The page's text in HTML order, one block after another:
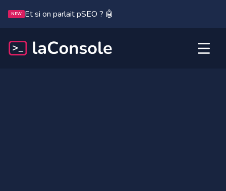
NEW Et si on parlait pSEO ? 🤖